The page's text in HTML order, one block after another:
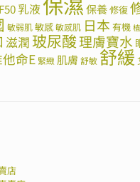
乳液 保養修復
敏弱肌敏感敏感肌 日本 有機
滋潤 玻尿酸理膚寶水
命E 緊緻 肌膚 舒敏 舒緩
店